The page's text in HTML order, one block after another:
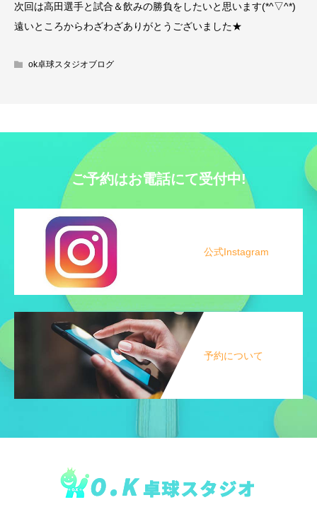
次回は高田選手と試合＆飲みの勝負をしたいと思います(*^▽^*)
遠いところからわざわざありがとうございました★
ok卓球スタジオブログ
ご予約はお電話にて受付中!
公式Instagram
予約について